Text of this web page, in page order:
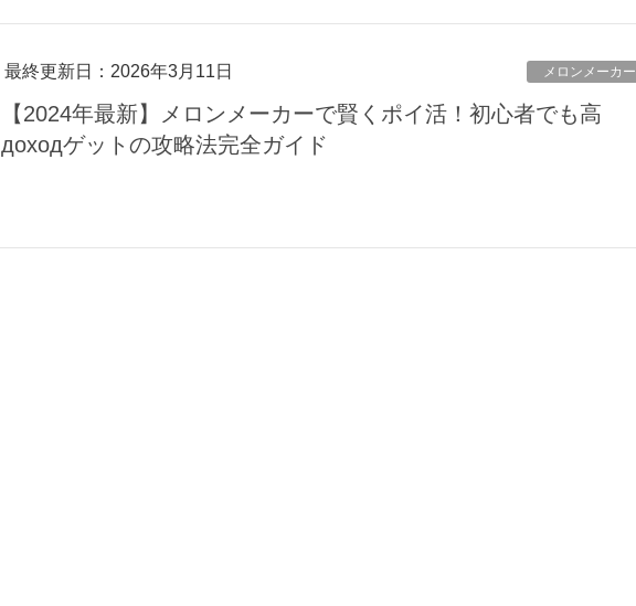
最終更新日：2026年3月11日 メロンメーカー
【2024年最新】メロンメーカーで賢くポイ活！初心者でも高
доходゲットの攻略法完全ガイド